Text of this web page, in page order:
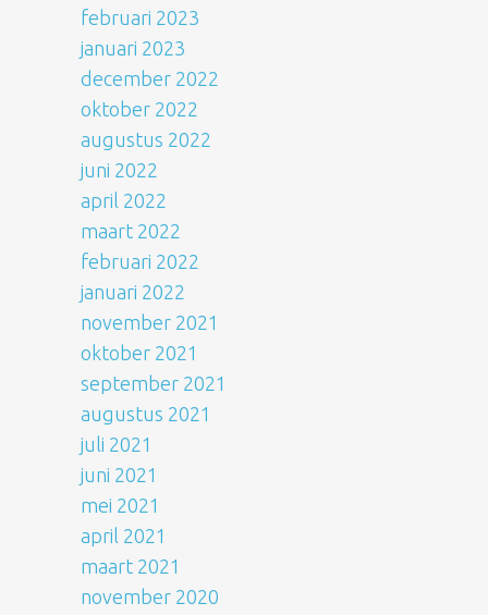
februari 2023
januari 2023
december 2022
oktober 2022
augustus 2022
juni 2022
april 2022
maart 2022
februari 2022
januari 2022
november 2021
oktober 2021
september 2021
augustus 2021
juli 2021
juni 2021
mei 2021
april 2021
maart 2021
november 2020